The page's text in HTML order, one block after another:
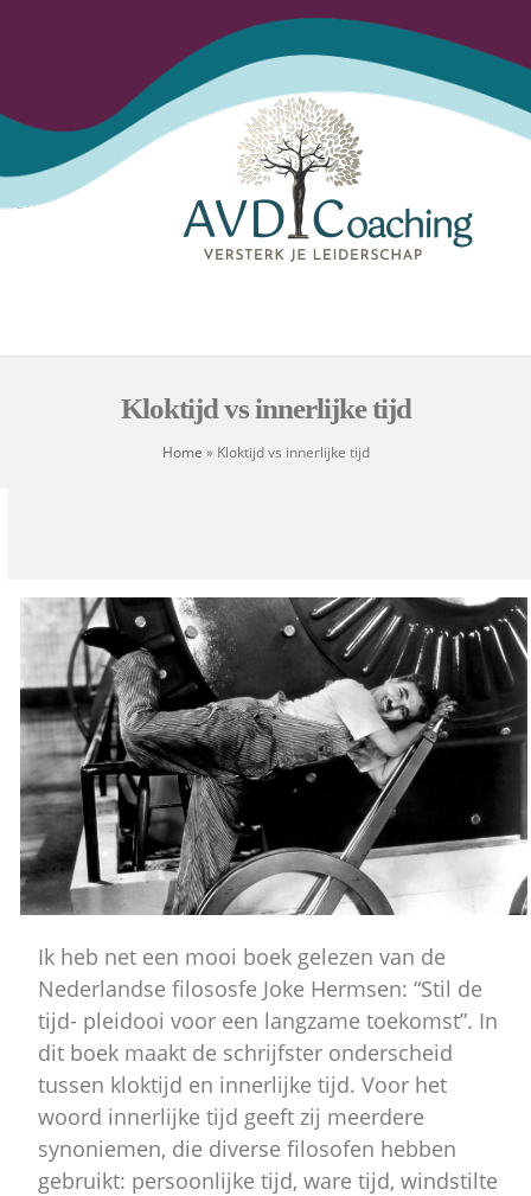
Kloktijd vs innerlijke tijd
Home » Kloktijd vs innerlijke tijd
Ik heb net een mooi boek gelezen van de
Nederlandse filososfe Joke Hermsen: “Stil de
tijd- pleidooi voor een langzame toekomst”. In
dit boek maakt de schrijfster onderscheid
tussen kloktijd en innerlijke tijd. Voor het
woord innerlijke tijd geeft zij meerdere
synoniemen, die diverse filosofen hebben
gebruikt: persoonlijke tijd, ware tijd, windstilte